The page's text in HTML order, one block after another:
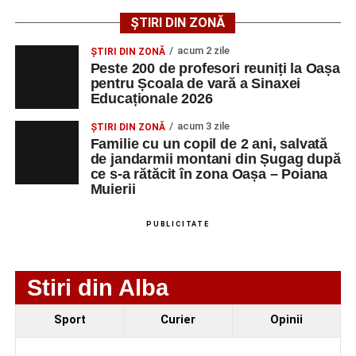
LMV
MAIL
Technology Srl
OPERATOR LA
MASINI-UNELTE
CU COMANDA
NUMERICA
Adaugă-ne ca sursă preferată
Urmărește-ne pe Google News
Ultimele știri din Sebeș
ȘTIRI DIN ZONĂ
ȘTIRI DIN ZONĂ acum 2 zile
Peste 200 de profesori reuniți la Oașa
pentru Școala de vară a Sinaxei
Educaționale 2026
ȘTIRI DIN ZONĂ acum 3 zile
Familie cu un copil de 2 ani, salvată
de jandarmii montani din Șugag după
ce s-a rătăcit în zona Oașa – Poiana
Muierii
PUBLICITATE
Stiri din Alba
Sport Curier Opinii